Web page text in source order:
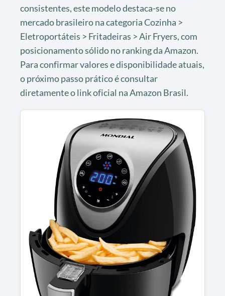
consistentes, este modelo destaca-se no
mercado brasileiro na categoria Cozinha >
Eletroportáteis > Fritadeiras > Air Fryers, com
posicionamento sólido no ranking da Amazon.
Para confirmar valores e disponibilidade atuais,
o próximo passo prático é consultar
diretamente o link oficial na Amazon Brasil.